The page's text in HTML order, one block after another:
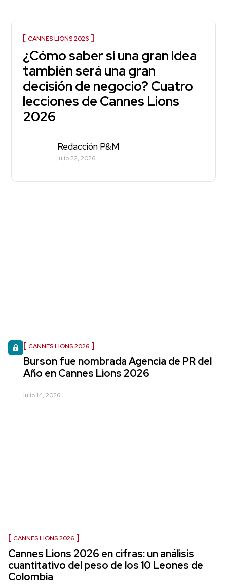
CANNES LIONS 2026
¿Cómo saber si una gran idea
también será una gran
decisión de negocio? Cuatro
lecciones de Cannes Lions
2026
Redacción P&M
julio 22, 2026
CANNES LIONS 2026
Burson fue nombrada Agencia de PR del
Año en Cannes Lions 2026
julio 14, 2026
CANNES LIONS 2026
Cannes Lions 2026 en cifras: un análisis
cuantitativo del peso de los 10 Leones de
Colombia